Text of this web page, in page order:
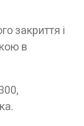
закриття і
в